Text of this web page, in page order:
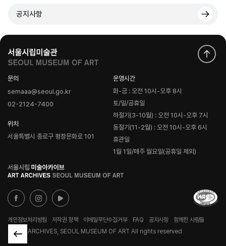
공지사항
문의
semaaa@seoul.go.kr
02-2124-7400
위치
서울특별시 종로구 평창문화로 101
운영시간
화-금 : 오전 10시-오후 8시
토/일/공휴일
하절기(3-10월) : 오전 10시-오후 7시
동절기(11-2월) : 오전 10시-오후 6시
휴관일
1월 1일/매주 월요일(공휴일 제외)
로
고
개인정보처리방침 저작권 정책 이메일무단수집거부 FAQ 공지사항
함께한 사람들
© ART ARCHIVES, SEOUL MUSEUM OF ART All rights reserved